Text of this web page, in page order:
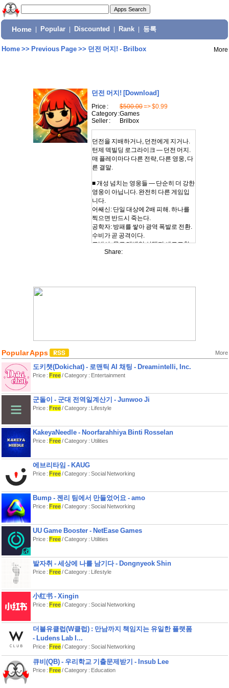
Home Popular Discounted Rank 등록
Home>> Previous Page>> 던전 머지! - Brilbox More
던전 머지! [Download]
Price : $500.00=> $0.99
Category :Games
Seller :
Brilbox
던전을 지배하거나, 던전에게 지거나.
턴제 덱빌딩 로그라이크 — 던전 머지.
매 플레이마다 다른 전략, 다른 영웅, 다
른 결말.
■ 개성 넘치는 영웅들 — 단순히 더 강한
영웅이 아닙니다. 완전히 다른 게임입
니다.
어쌔신: 단일 대상에 2배 피해. 하나를
찍으면 반드시 죽는다.
공학자: 방패를 쌓아 광역 폭발로 전환.
수비가 곧 공격이다.
도박사: 무료 레벨업 선택지 새로고침,
운이 전략이 되는 순간.
일이 기다리고 있다.
■ 다양한 유물 — 덱보다 유물이 판을 바
활
붕괴의 파편: 다음 3번의 전투, 보스를
가격 25% 상승
성역의 등불: 상점에 들어갈 때마다 체
즐입니다. 패턴을 읽어야 삽니다.
망친다
눈사람: 당신을 1턴간 동결시킨다
까마귀: 패에서 무작위 카드를 버리게
고유한 페이즈와 패턴을 가진 다수의 보
스
작
일반 플레이는 시작일 뿐입니다. 진정
최고 난이도를 클리어할 수 있는 플레이
■ 끝없는 리플레이
는 던전
전투 · 이벤트 · 엘리트 · 성소 · 상점 등
다양한 방 유형
매 플레이마다 달라지는 맵, 적 조합, 카
Share:
Popular Apps More
도키챗(Dokichat) - 로맨틱 AI 채팅 - Dreamintelli, Inc.
Price : Free/ Category : Entertainment
군돌이 - 군대 전역일계산기 - Junwoo Ji
Price : Free/ Category : Lifestyle
KakeyaNeedle - Noorfarahhiya Binti Rosselan
Price : Free/ Category : Utilities
에브리타임 - KAUG
Price : Free/ Category : Social Networking
Bump - 젠리 팀에서 만들었어요 - amo
Price : Free/ Category : Social Networking
UU Game Booster - NetEase Games
Price : Free/ Category : Utilities
발자취 - 세상에 나를 남기다 - Dongnyeok Shin
Price : Free/ Category : Lifestyle
小红书 - Xingin
Price : Free/ Category : Social Networking
더블유클럽(W클럽) : 만남까지 책임지는 유일한 플랫폼
- Ludens Lab I...
Price : Free/ Category : Social Networking
큐비(QB) - 우리학교 기출문제받기 - Insub Lee
Price : Free/ Category : Education